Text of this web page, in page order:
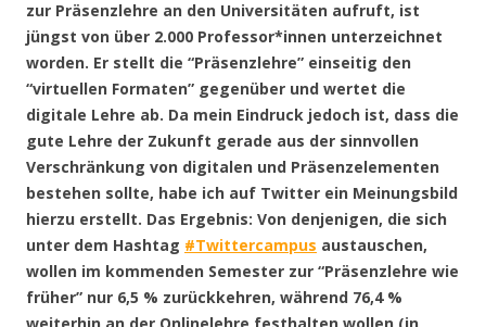
zur Präsenzlehre an den Universitäten aufruft, ist
jüngst von über 2.000 Professor*innen unterzeichnet
worden. Er stellt die “Präsenzlehre” einseitig den
“virtuellen Formaten” gegenüber und wertet die
digitale Lehre ab. Da mein Eindruck jedoch ist, dass die
gute Lehre der Zukunft gerade aus der sinnvollen
Verschränkung von digitalen und Präsenzelementen
bestehen sollte, habe ich auf Twitter ein Meinungsbild
hierzu erstellt. Das Ergebnis: Von denjenigen, die sich
unter dem Hashtag #Twittercampus austauschen,
wollen im kommenden Semester zur “Präsenzlehre wie
früher” nur 6,5 % zurückkehren, während 76,4 %